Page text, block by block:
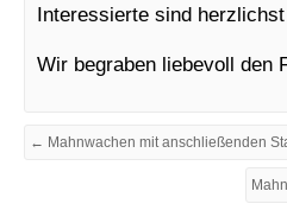
Interessierte sind
Wir begraben liebevoll den